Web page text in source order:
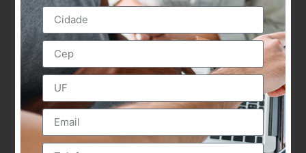
Maurício Estevão Hilário
Vice Presidente
Sindicato: SINSERHT
(31) 3272-0419
Av. Afonso Pena, 262 – sala 1202 e 1204,
Centro CEP: 30130-001
E-mail: sinserhtmg@gmail.com